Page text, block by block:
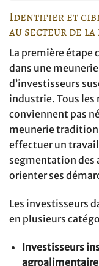
Identifier et
au secteur de la
La première étape
dans une
d’investisseurs
industrie. Tous les
conviennent pas
meunerie
effectuer un
segmentation des
orienter ses
Les investisseurs
en plusieurs
Investisseurs
agroalimentaire